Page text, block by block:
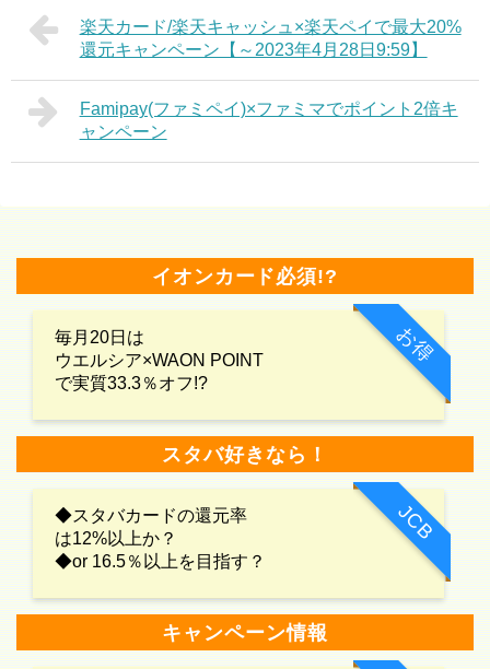
楽天カード/楽天キャッシュ×楽天ペイで最大20%
還元キャンペーン【～2023年4月28日9:59】
Famipay(ファミペイ)×ファミマでポイント2倍キ
ャンペーン
イオンカード必須!?
お得
毎月20日は
ウエルシア×WAON POINT
で実質33.3％オフ!?
スタバ好きなら！
JCB
◆スタバカードの還元率
は12%以上か？
◆or 16.5％以上を目指す？
キャンペーン情報